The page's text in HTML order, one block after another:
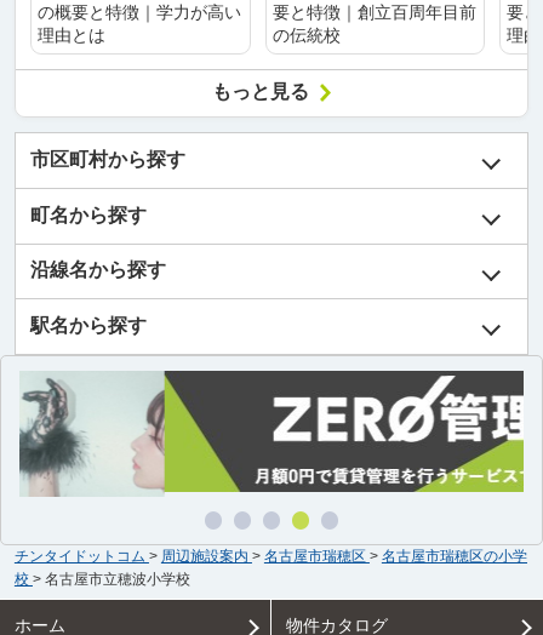
の概要と特徴｜学力が高い
理由とは
要と特徴｜創立百周年目前
の伝統校
要
理
もっと見る
市区町村から探す
町名から探す
沿線名から探す
駅名から探す
チンタイドットコム > 周辺施設案内 > 名古屋市瑞穂区 > 名古屋市瑞穂区の小学
校 > 名古屋市立穂波小学校
ホーム 物件カタログ